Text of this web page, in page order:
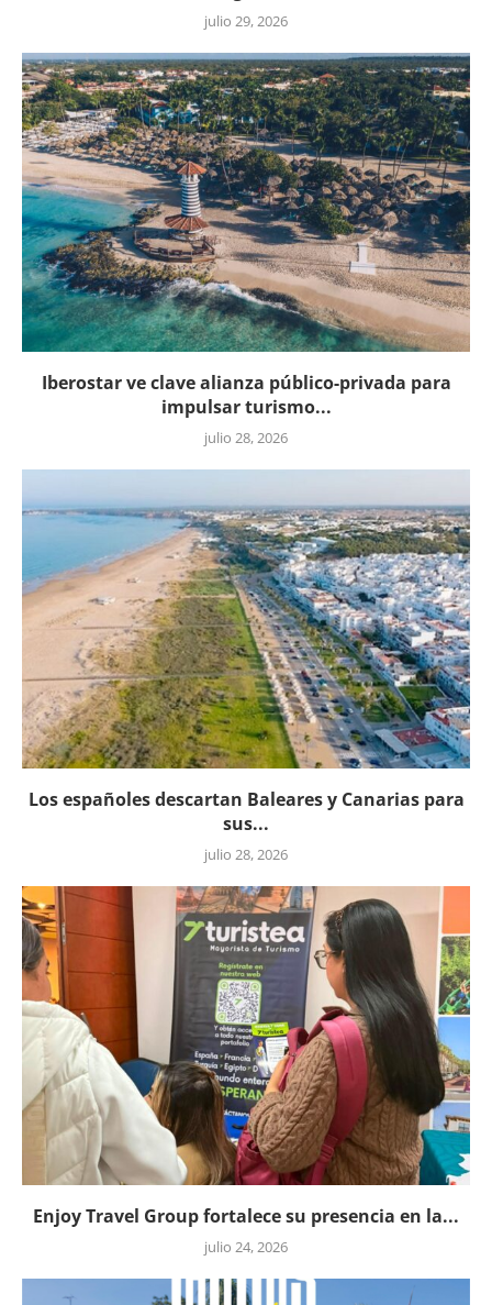
julio 29, 2026
Iberostar ve clave alianza público-privada para
impulsar turismo...
julio 28, 2026
Los españoles descartan Baleares y Canarias para
sus...
julio 28, 2026
Enjoy Travel Group fortalece su presencia en la...
julio 24, 2026